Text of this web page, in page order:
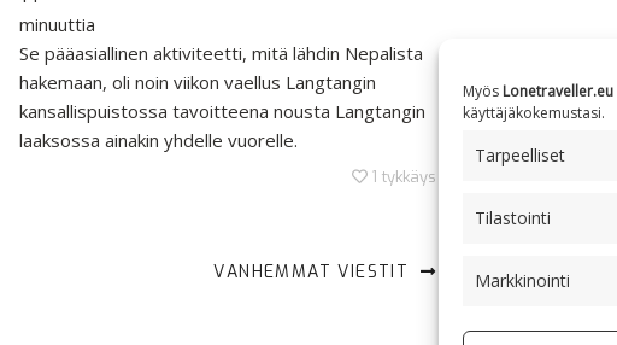
Myös Lonetraveller.eu
käyttäjäkokemustasi.
Tarpeelliset
Tilastointi
Markkinointi
minuuttia
Se pääasiallinen aktiviteetti, mitä lähdin Nepalista
hakemaan, oli noin viikon vaellus Langtangin
kansallispuistossa tavoitteena nousta Langtangin
laaksossa ainakin yhdelle vuorelle.
1 tykkäys
VANHEMMAT VIESTIT